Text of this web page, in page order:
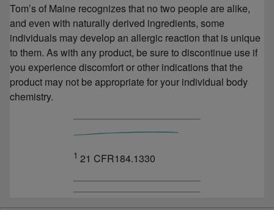
Tom’s of Maine recognizes that no two people are alike,
and even with naturally derived ingredients, some
individuals may develop an allergic reaction that is unique
to them. As with any product, be sure to discontinue use if
you experience discomfort or other indications that the
product may not be appropriate for your individual body
chemistry.
1 21 CFR184.1330